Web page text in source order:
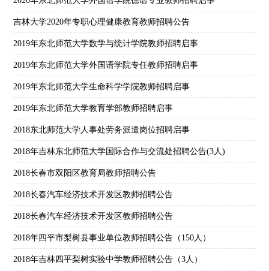
吉林大学2020年专职心理健康教育教师招聘公告
2019年东北师范大学数学与统计学院教师招聘启事
2019年东北师范大学外国语学院专任教师招聘启事
2019年东北师范大学生命科学学院教师招聘启事
2019年东北师范大学教育学部教师招聘启事
2018东北师范大学人事处劳务派遣岗位招聘启事
2018年吉林东北师范大学国际合作与交流处招聘公告(3人)
2018长春市双阳区教育局教师招聘公告
2018长春汽车经济技术开发区教师招聘公告
2018长春汽车经济技术开发区教师招聘公告
2018年四平市梨树县事业单位教师招聘公告（150人）
2018年吉林四平梨树实验中学教师招聘公告（3人）